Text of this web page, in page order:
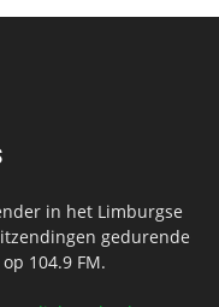
in het Limburgse
gedurende
104.9 FM.